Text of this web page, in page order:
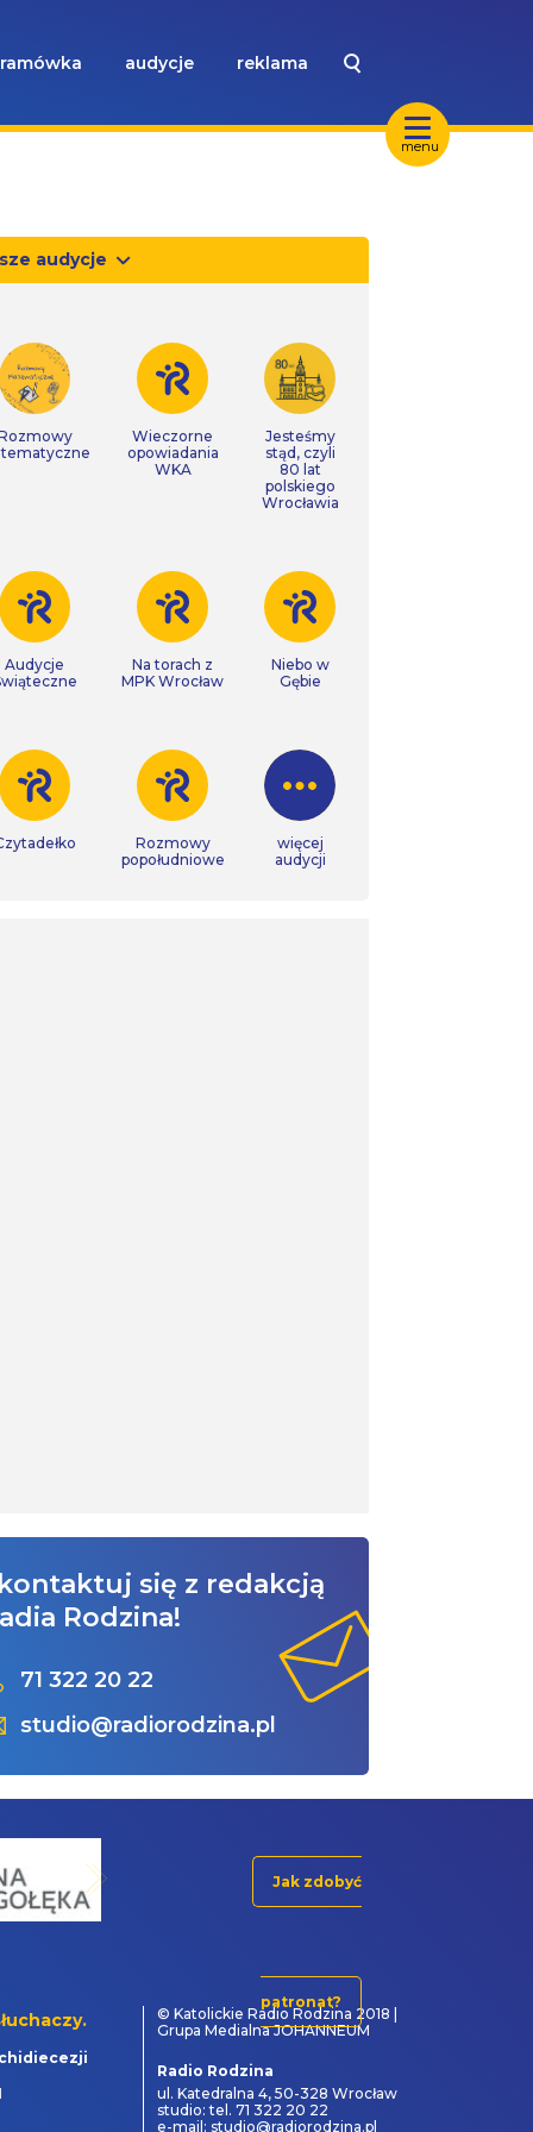
menu
ramówka audycje reklama
audycje
Wieczorne
opowiadania
WKA
Jesteśmy
stąd, czyli
80 lat
polskiego
Wrocławia
Audycje
Na torach z
MPK Wrocław
Niebo w
Gębie
Rozmowy
popołudniowe
więcej
audycji
się z redakcją
Rodzina!
71 322 20 22
studio@radiorodzina.pl
Jak zdobyć
patronat?
© Katolickie Radio Rodzina 2018 |
Grupa Medialna JOHANNEUM
Radio Rodzina
ul. Katedralna 4, 50-328 Wrocław
studio: tel. 71 322 20 22
e-mail: studio@radiorodzina.pl